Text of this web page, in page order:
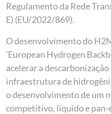
Regulamento da Rede
E) (EU/2022/869).
O desenvolvimento do
'European Hydrogen
acelerar a
infraestrutura de
o desenvolvimento de um
competitivo, líquido e